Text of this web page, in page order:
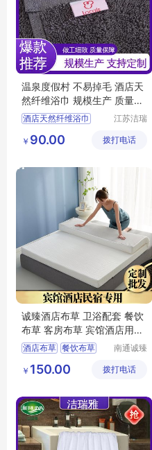
温泉度假村 不易掉毛 酒店天
然纤维浴巾 规模生产 质量保
障 洁瑞雅
酒店天然纤维浴巾
客房布草 酒店布草
江苏洁瑞
有限公司
￥ 90.00 拨打电话
诚臻酒店布草 卫浴配套 餐饮
布草 客房布草 宾馆酒店用品
宾馆布草
酒店布草 餐饮布草
南通诚臻
公司
￥ 150.00 拨打电话